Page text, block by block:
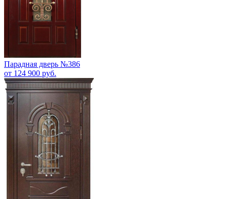
Парадная дверь №386
от 124 900 руб.